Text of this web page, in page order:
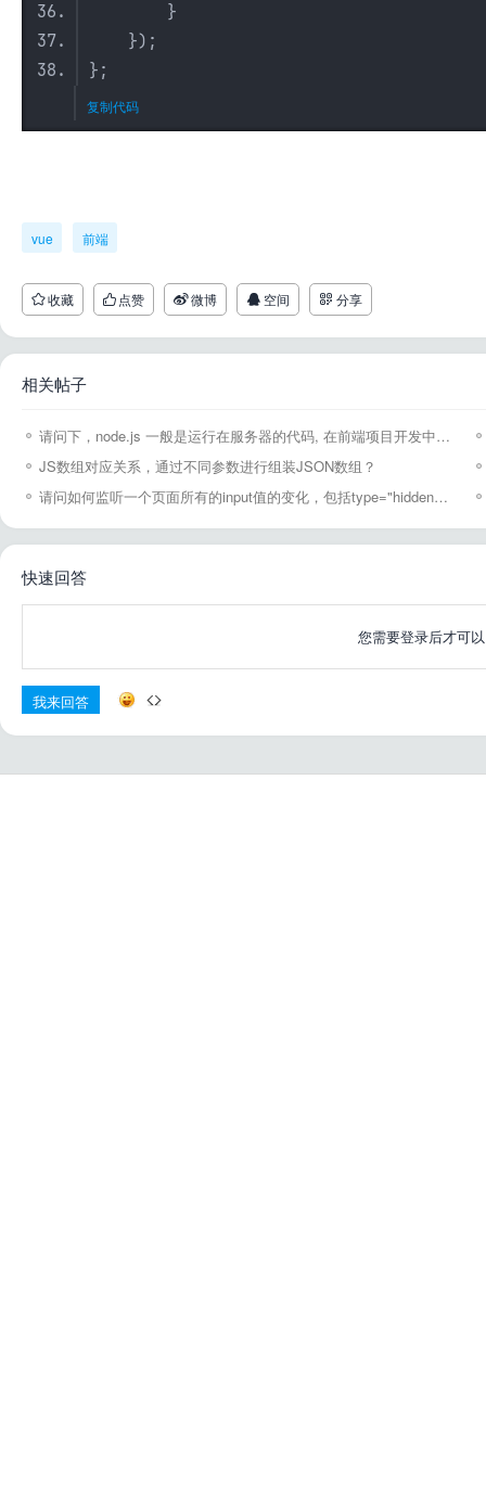
}
});
};
复制代码
vue 前端
收藏 点赞 微博 空间 分享
相关帖子
请问下，node.js 一般是运行在服务器的代码, 在前端项目开发中是扮演什么角色呢？
JS数组对应关系，通过不同参数进行组装JSON数组？
请问如何监听一个页面所有的input值的变化，包括type="hidden" 隐藏的input？
快速回答
您需要登录后才可
我来回答